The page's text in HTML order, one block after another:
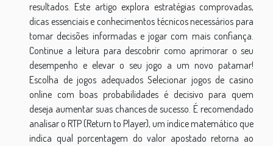
resultados. Este artigo explora estratégias comprovadas,
dicas essenciais e conhecimentos técnicos necessários para
tomar decisões informadas e jogar com mais confiança.
Continue a leitura para descobrir como aprimorar o seu
desempenho e elevar o seu jogo a um novo patamar!
Escolha de jogos adequados Selecionar jogos de casino
online com boas probabilidades é decisivo para quem
deseja aumentar suas chances de sucesso. É recomendado
analisar o RTP (Return to Player), um índice matemático que
indica qual porcentagem do valor apostado retorna ao